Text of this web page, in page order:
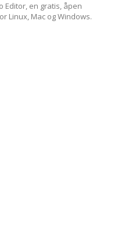
Editor, en gratis, åpen
Linux, Mac og Windows.